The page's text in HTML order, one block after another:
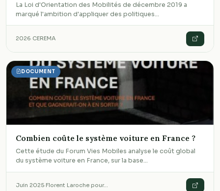
La Loi d'Orientation des Mobilités de décembre 2019 a
marqué l'ambition d'appliquer des politiques…
2026·CEREMA
DOCUMENT
Combien coûte le système voiture en France ?
Cette étude du Forum Vies Mobiles analyse le coût global
du système voiture en France, sur la base…
Juin 2025·Florent Laroche pour…